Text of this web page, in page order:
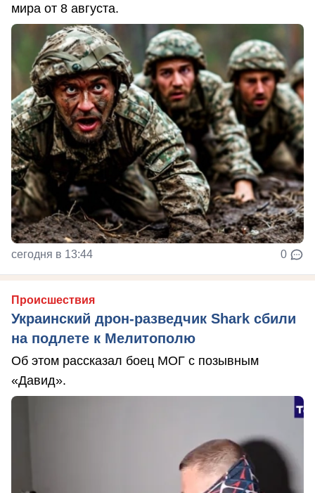
мира от 8 августа.
сегодня в 13:44 0
Происшествия
Украинский дрон-разведчик Shark сбили
на подлете к Мелитополю
Об этом рассказал боец МОГ с позывным
«Давид».